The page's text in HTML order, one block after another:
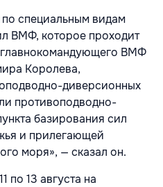
специальным видам
ВМФ, которое проходит
ВМФ
Королева,
диверсионных
противоподводно-
базирования сил
и прилегающей
моря», — сказал он.
по 13 августа на